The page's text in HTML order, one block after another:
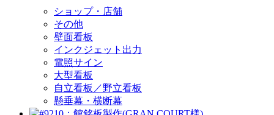
ショップ・店舗
その他
壁面看板
インクジェット出力
電照サイン
大型看板
自立看板／野立看板
懸垂幕・横断幕